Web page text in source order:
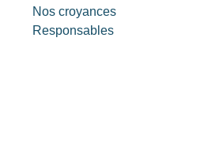
Nos croyances
Responsables